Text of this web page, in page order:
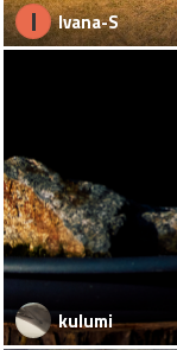
I Ivana-S
kulumi